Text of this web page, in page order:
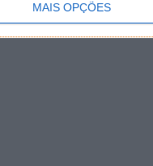
MAIS OPÇÕES